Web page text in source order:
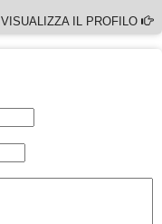
VISUALIZZA IL PROFILO